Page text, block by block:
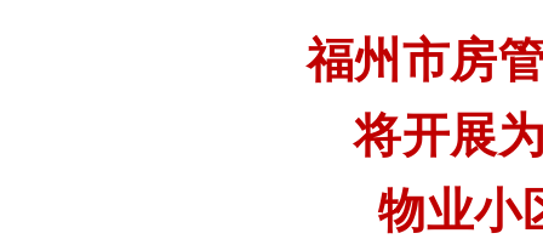
福州市房
将开展
物业小